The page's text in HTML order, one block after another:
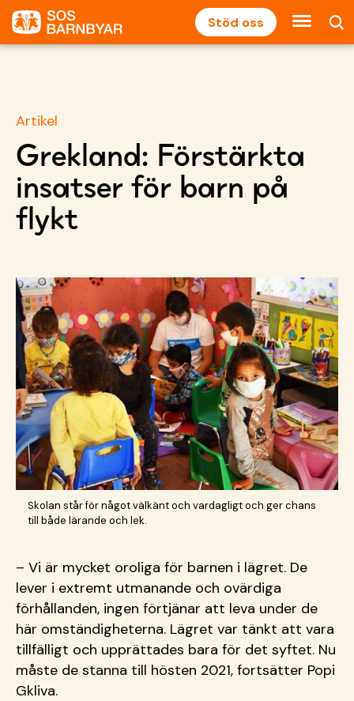
Stöd oss
Artikel
Grekland: Förstärkta
insatser för barn på
flykt
Skolan står för något välkänt och vardagligt och ger chans
till både lärande och lek.
– Vi är mycket oroliga för barnen i lägret. De
lever i extremt utmanande och ovärdiga
förhållanden, ingen förtjänar att leva under de
här omständigheterna. Lägret var tänkt att vara
tillfälligt och upprättades bara för det syftet. Nu
måste de stanna till hösten 2021, fortsätter Popi
Gkliva.